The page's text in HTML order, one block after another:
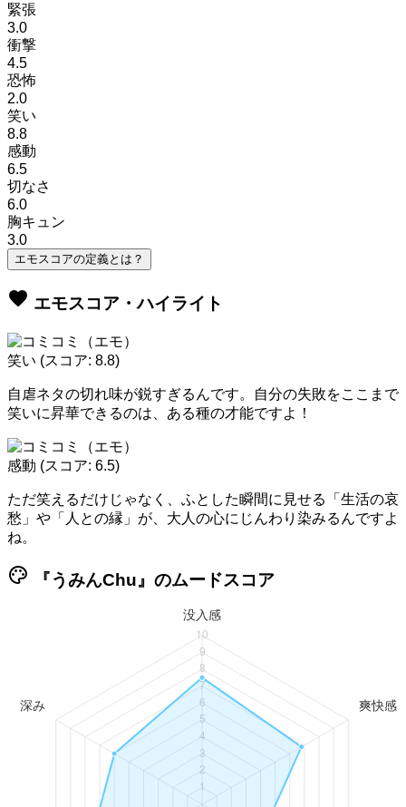
緊張
3.0
衝撃
4.5
恐怖
2.0
笑い
8.8
感動
6.5
切なさ
6.0
胸キュン
3.0
エモスコアの定義とは？
favorite エモスコア・ハイライト
笑い (スコア: 8.8)
自虐ネタの切れ味が鋭すぎるんです。自分の失敗をここまで
笑いに昇華できるのは、ある種の才能ですよ！
感動 (スコア: 6.5)
ただ笑えるだけじゃなく、ふとした瞬間に見せる「生活の哀
愁」や「人との縁」が、大人の心にじんわり染みるんですよ
ね。
palette 『うみんChu』のムードスコア